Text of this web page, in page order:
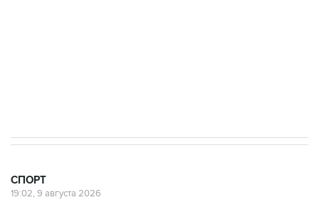
СПОРТ
19:02, 9 августа 2026